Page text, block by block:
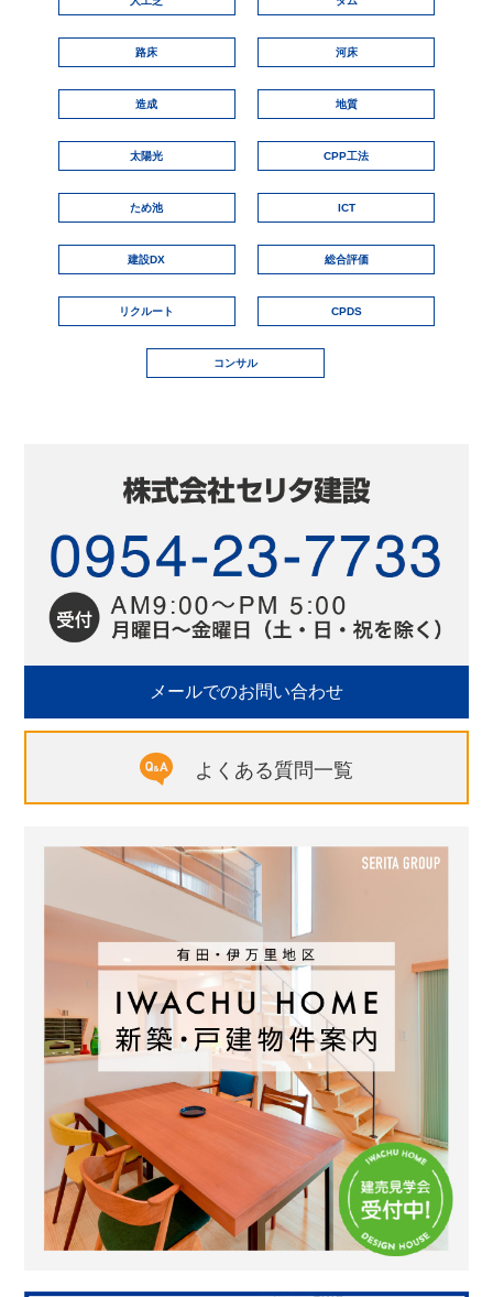
路床 河床
造成 地質
太陽光 CPP工法
ため池 ICT
建設DX 総合評価
リクルート CPDS
コンサル
メールでのお問い合わせ
よくある質問一覧